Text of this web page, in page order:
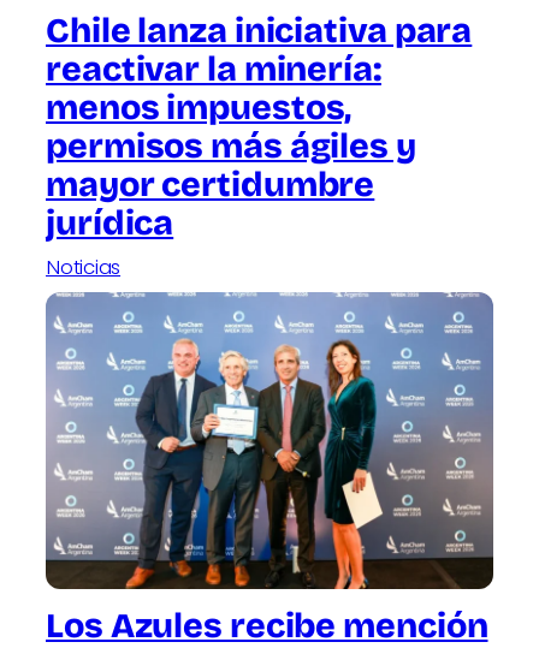
Chile lanza iniciativa para
reactivar la minería:
menos impuestos,
permisos más ágiles y
mayor certidumbre
jurídica
Noticias
Los Azules recibe mención